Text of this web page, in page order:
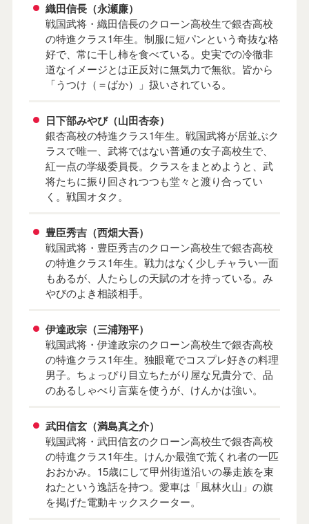
織田信長（永瀬廉）
戦国武将・織田信長のクローン高校生で銀杏高校
の特進クラス1年生。制服に短パンという奇抜な格
好で、常に干し柿を食べている。史実での冷徹非
道なイメージとは正反対に無気力で無欲。皆から
「うつけ（＝ばか）」扱いされている。
日下部みやび（山田杏奈）
銀杏高校の特進クラス1年生。戦国武将が居並ぶク
ラスで唯一、武将ではない普通の女子高校生で、
紅一点の学級委員長。クラスをまとめようと、武
将たちに振り回されつつも堂々と渡り合ってい
く。戦国オタク。
豊臣秀吉（西畑大吾）
戦国武将・豊臣秀吉のクローン高校生で銀杏高校
の特進クラス1年生。戦力はなく少しチャラい一面
もあるが、人たらしの天賦の才を持っている。み
やびのよき相談相手。
伊達政宗（三浦翔平）
戦国武将・伊達政宗のクローン高校生で銀杏高校
の特進クラス1年生。独眼竜でコスプレ好きの料理
男子。ちょっぴり目立ちたがり屋な兄貴分で、品
のあるしゃべり言葉を使うが、けんかは強い。
武田信玄（満島真之介）
戦国武将・武田信玄のクローン高校生で銀杏高校
の特進クラス1年生。けんか最強で荒くれ者の一匹
おおかみ。15歳にして甲州街道沿いの暴走族を束
ねたという逸話を持つ。愛車は「風林火山」の旗
を掲げた電動キックスクーター。